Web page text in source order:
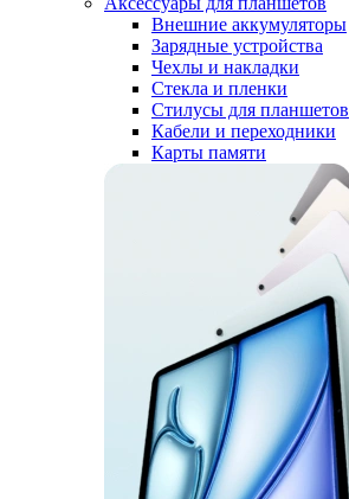
Внешние аккумуляторы
Зарядные устройства
Чехлы и накладки
Стекла и пленки
Стилусы для планшетов
Кабели и переходники
Карты памяти